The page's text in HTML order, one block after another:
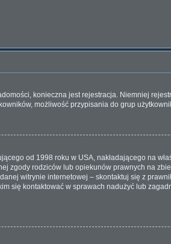
konieczna jest rejestracja. Niemniej
możliwość przypisania do grup
od 1998 roku w USA, nakładającego na
zgody rodziców lub opiekunów prawnych na
witrynie internetowej – skontaktuj się z
się kontaktować w sprawach nadużyć lub